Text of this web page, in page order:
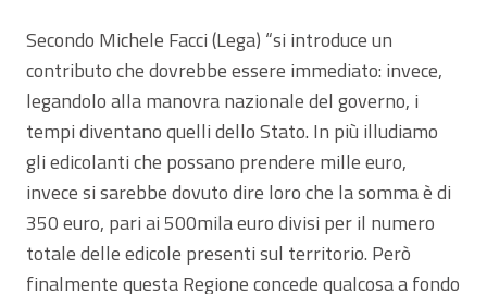
Secondo Michele Facci (Lega) “si introduce un
contributo che dovrebbe essere immediato: invece,
legandolo alla manovra nazionale del governo, i
tempi diventano quelli dello Stato. In più illudiamo
gli edicolanti che possano prendere mille euro,
invece si sarebbe dovuto dire loro che la somma è di
350 euro, pari ai 500mila euro divisi per il numero
totale delle edicole presenti sul territorio. Però
finalmente questa Regione concede qualcosa a fondo